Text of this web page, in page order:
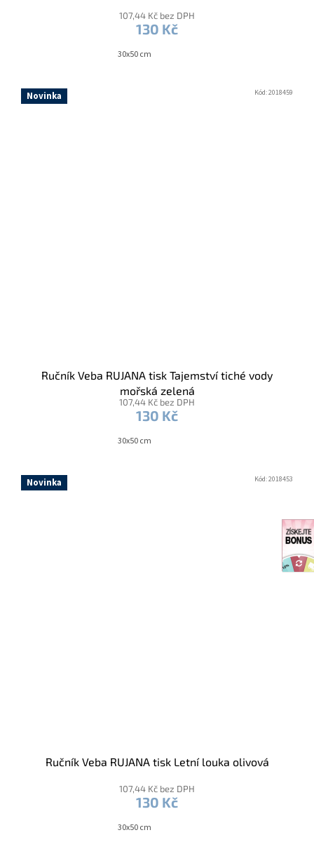
107,44 Kč bez DPH
130 Kč
30x50 cm
Novinka
Ručník Veba RUJANA tisk Tajemství tiché vody
mořská zelená
107,44 Kč bez DPH
130 Kč
30x50 cm
Kód:2018459
Novinka
Ručník Veba RUJANA tisk Letní louka olivová
107,44 Kč bez DPH
130 Kč
30x50 cm
Kód:2018453